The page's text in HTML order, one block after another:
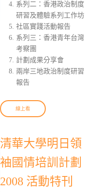
系列二：香港政治制度
研習及體驗系列工作坊
社區實踐活動報告
系列三：香港青年台灣
考察團
計劃成果分享會
兩岸三地政治制度研習
報告
線上看
清華大學明日領
袖國情培訓計劃
2008 活動特刊